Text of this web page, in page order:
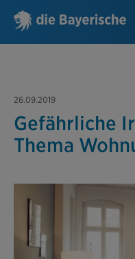
26.09.2019
Gefährliche
Thema